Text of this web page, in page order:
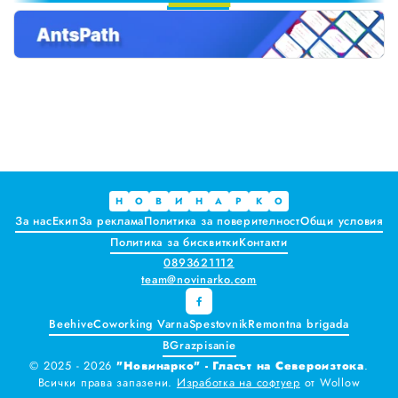
Шумен
Търговище
Добрич
Краставиците са 95% вода. Предлагат ли някакви хранителни ползи?
Как да постъпваме с близките, които не ни ценят
2
Н О В И Н А Р К О
За насЕкипЗа рекламаПолитика за поверителностОбщи условия
Политика за бисквиткиКонтакти
0893621112
team@novinarko.com
BeehiveCoworking VarnaSpestovnikRemontna brigada
BGrazpisanie
© 2025 - 2026 "Новинарко" - Гласът на Североизтока.
Всички права запазени. Изработка на софтуер от Wollow